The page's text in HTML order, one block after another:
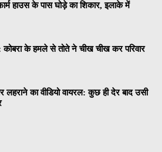
हाउस के पास घोड़े का शिकार, इलाके में
कोबरा के हमले से तोते ने चीख चीख कर परिवार
लहराने का वीडियो वायरल: कुछ ही देर बाद उसी